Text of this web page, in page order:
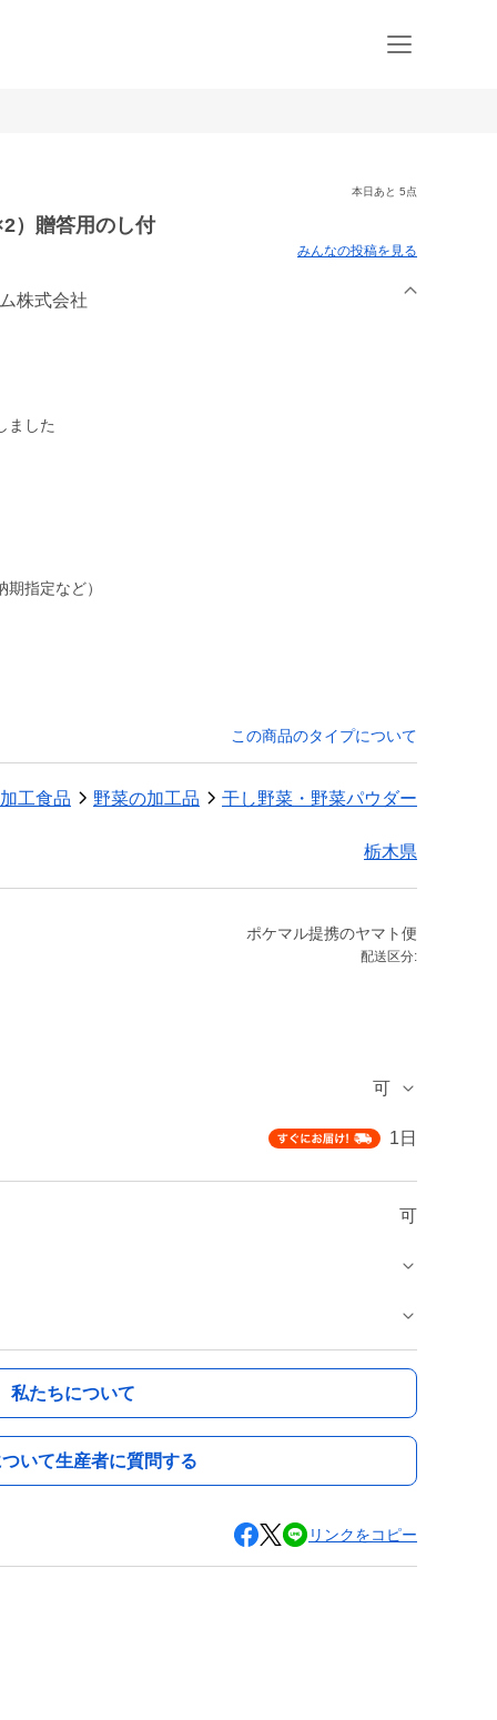
本日あと 5点
）贈答用のし付
みんなの投稿を見る
株式会社
ました
指定など）
この商品のタイプについて
加工食品 野菜の加工品 干し野菜・野菜パウダー
栃木県
ポケマル提携のヤマト便
配送区分:
可
1日
可
私たちについて
いて生産者に質問する
リンクをコピー